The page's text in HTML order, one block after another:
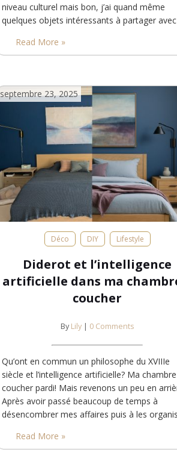
niveau culturel mais bon, j’ai quand même
quelques objets intéressants à partager avec
dernière, j’ai moins lu et surtout, j’ai passé
Read More »
septembre 23, 2025
Déco DIY Lifestyle
Diderot et l’intelligence
artificielle dans ma
coucher
By Lily | 0 Comments
Qu’ont en commun un philosophe du XVIIIe
siècle et l’intelligence artificielle? Ma
coucher pardi! Mais revenons un peu en
Après avoir passé beaucoup de temps à
désencombrer mes affaires puis à les
faut dire aussi que j’ai le temps et que j’en
Read More »